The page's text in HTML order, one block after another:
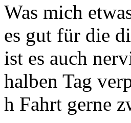
Was mich
es gut für die
ist es auch
halben Tag
h Fahrt gerne